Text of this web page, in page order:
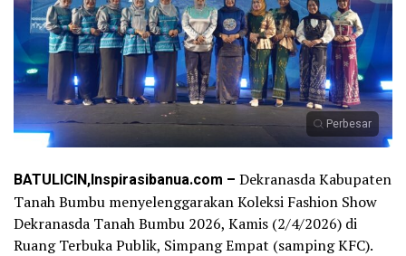
Perbesar
BATULICIN,Inspirasibanua.com – Dekranasda Kabupaten
Tanah Bumbu menyelenggarakan Koleksi Fashion Show
Dekranasda Tanah Bumbu 2026, Kamis (2/4/2026) di
Ruang Terbuka Publik, Simpang Empat (samping KFC).